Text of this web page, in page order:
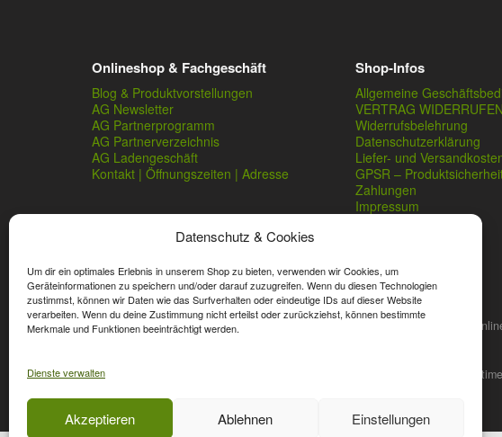
Datenschutz & Cookies
Um dir ein optimales Erlebnis in unserem Shop zu bieten, verwenden wir Cookies, um
Geräteinformationen zu speichern und/oder darauf zuzugreifen. Wenn du diesen Technologien
zustimmst, können wir Daten wie das Surfverhalten oder eindeutige IDs auf dieser Website
verarbeiten. Wenn du deine Zustimmung nicht erteilst oder zurückziehst, können bestimmte
Merkmale und Funktionen beeinträchtigt werden.
Dienste verwalten
Akzeptieren Ablehnen Einstellungen
Onlineshop & Fachgeschäft
Blog & Produktvorstellungen
AG Newsletter
AG Partnerprogramm
AG Partnerverzeichnis
AG Ladengeschäft
Kontakt | Öffnungszeiten | Adresse
Shop-Infos
Allgemeine
VERTRAG WIDERRUFEN
Widerrufsbelehrung
Datenschutzerklärung
Liefer- und
GPSR –
Zahlungen
Impressum
* Streichpreise sind reguläre Ladenpreise von Angelshop Gerstner. Unsere
Affiliate, Partner Rabatt-Codes und Aktionscodes gelten für das gesamte